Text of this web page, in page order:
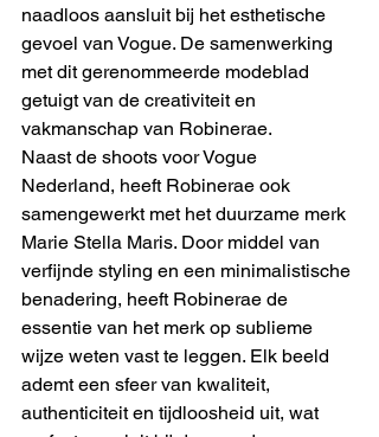
naadloos aansluit bij het esthetische
gevoel van Vogue. De samenwerking
met dit gerenommeerde modeblad
getuigt van de creativiteit en
vakmanschap van Robinerae.
Naast de shoots voor Vogue
Nederland, heeft Robinerae ook
samengewerkt met het duurzame merk
Marie Stella Maris. Door middel van
verfijnde styling en een minimalistische
benadering, heeft Robinerae de
essentie van het merk op sublieme
wijze weten vast te leggen. Elk beeld
ademt een sfeer van kwaliteit,
authenticiteit en tijdloosheid uit, wat